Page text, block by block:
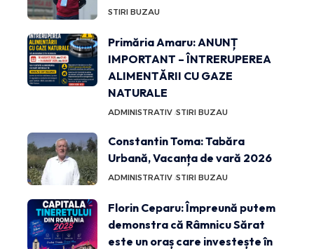
STIRI BUZAU
Primăria Amaru: ANUNȚ
IMPORTANT – ÎNTRERUPEREA
ALIMENTĂRII CU GAZE
NATURALE
ADMINISTRATIV STIRI BUZAU
Constantin Toma: Tabăra
Urbană, Vacanța de vară 2026
ADMINISTRATIV STIRI BUZAU
Florin Ceparu: Împreună putem
demonstra că Râmnicu Sărat
este un oraș care investește în